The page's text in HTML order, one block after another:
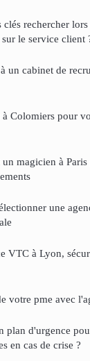
clés rechercher
le service client
un cabinet de
Colomiers pour
magicien à Paris
une
VTC à Lyon,
votre pme avec
plan d'urgence
en cas de crise ?